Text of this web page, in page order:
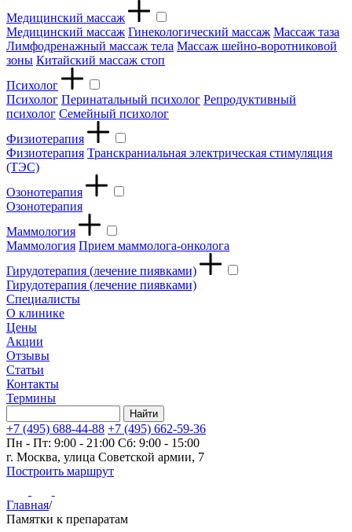
Медицинский массаж
Медицинский массаж Гинекологический массаж Массаж таза
Лимфодренажный массаж тела Массаж шейно-воротниковой
зоны Китайский массаж стоп
Психолог
Психолог Перинатальный психолог Репродуктивный
психолог Семейный психолог
Физиотерапия
Физиотерапия Транскраниальная электрическая стимуляция
(ТЭС)
Озонотерапия
Озонотерапия
Маммология
Маммология Прием маммолога-онколога
Гирудотерапия (лечение пиявками)
Гирудотерапия (лечение пиявками)
Специалисты
О клинике
Цены
Акции
Отзывы
Статьи
Контакты
Термины
+7 (495) 688-44-88 +7 (495) 662-59-36
Пн - Пт: 9:00 - 21:00 Сб: 9:00 - 15:00
г. Москва, улица Советской армии, 7
Построить маршрут
Главная/
Памятки к препаратам